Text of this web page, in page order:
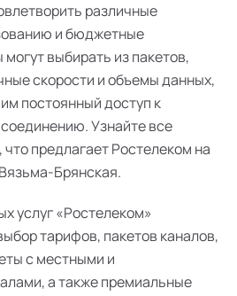
различные
и бюджетные
выбирать из пакетов,
скорости и объемы данных,
постоянный доступ к
Узнайте все
предлагает Ростелеком на
Брянская.
услуг «Ростелеком»
тарифов, пакетов каналов,
с местными и
а также премиальные